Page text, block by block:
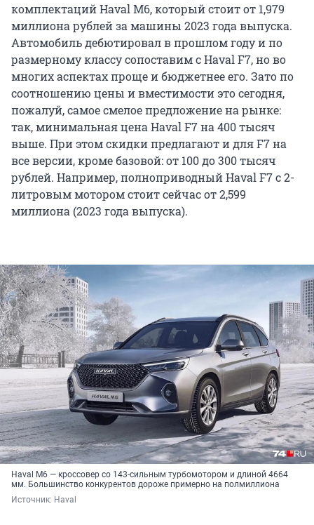
комплектаций Haval M6, который стоит от 1,979
миллиона рублей за машины 2023 года выпуска.
Автомобиль дебютировал в прошлом году и по
размерному классу сопоставим с Haval F7, но во
многих аспектах проще и бюджетнее его. Зато по
соотношению цены и вместимости это сегодня,
пожалуй, самое смелое предложение на рынке:
так, минимальная цена Haval F7 на 400 тысяч
выше. При этом скидки предлагают и для F7 на
все версии, кроме базовой: от 100 до 300 тысяч
рублей. Например, полноприводный Haval F7 c 2-
литровым мотором стоит сейчас от 2,599
миллиона (2023 года выпуска).
Haval M6 — кроссовер со 143-сильным турбомотором и длиной 4664
мм. Большинство конкурентов дороже примерно на полмиллиона
Источник: Haval